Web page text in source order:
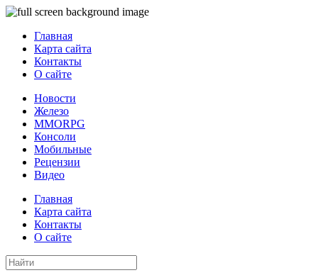
Главная
Карта сайта
Контакты
О сайте
Новости
Железо
MMORPG
Консоли
Мобильные
Рецензии
Видео
Главная
Карта сайта
Контакты
О сайте